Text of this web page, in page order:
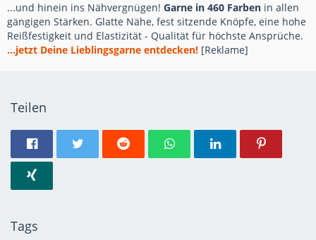
...und hinein ins Nähvergnügen! Garne in 460 Farben in allen
gängigen Stärken. Glatte Nähe, fest sitzende Knöpfe, eine hohe
Reißfestigkeit und Elastizität - Qualität für höchste Ansprüche.
...jetzt Deine Lieblingsgarne entdecken! [Reklame]
Teilen
Tags